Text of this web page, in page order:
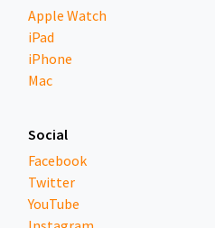
Apple Watch
iPad
iPhone
Mac
Social
Facebook
Twitter
YouTube